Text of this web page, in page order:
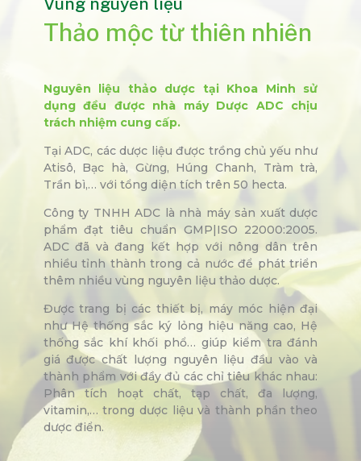
Thảo mộc từ thiên nhiên
Nguyên liệu thảo dược tại Khoa Minh sử
dụng đều được nhà máy Dược ADC chịu
trách nhiệm cung cấp.
Tại ADC, các dược liệu được trồng chủ yếu như
Atisô, Bạc hà, Gừng, Húng Chanh, Tràm trà,
Trần bì,… với tổng diện tích trên 50 hecta.
Công ty TNHH ADC là nhà máy sản xuất dược
phẩm đạt tiêu chuẩn GMP|ISO 22000:2005.
ADC đã và đang kết hợp với nông dân trên
nhiều tỉnh thành trong cả nước để phát triển
thêm nhiều vùng nguyên liệu thảo dược.
Được trang bị các thiết bị, máy móc hiện đại
như Hệ thống sắc ký lỏng hiệu năng cao, Hệ
thống sắc khí khối phổ… giúp kiểm tra đánh
giá được chất lượng nguyên liệu đầu vào và
thành phẩm với đầy đủ các chỉ tiêu khác nhau:
Phân tích hoạt chất, tạp chất, đa lượng,
vitamin,… trong dược liệu và thành phần theo
dược điển.